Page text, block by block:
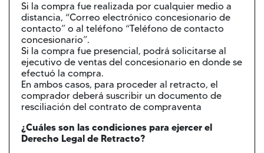
Si la compra fue realizada por cualquier medio a
distancia, “Correo electrónico concesionario de
contacto” o al teléfono “Teléfono de contacto
concesionario”.
Si la compra fue presencial, podrá solicitarse al
ejecutivo de ventas del concesionario en donde se
efectuó la compra.
En ambos casos, para proceder al retracto, el
comprador deberá suscribir un documento de
resciliación del contrato de compraventa
¿Cuáles son las condiciones para ejercer el
Derecho Legal de Retracto?